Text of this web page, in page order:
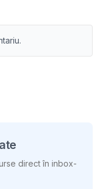
direct în inbox-